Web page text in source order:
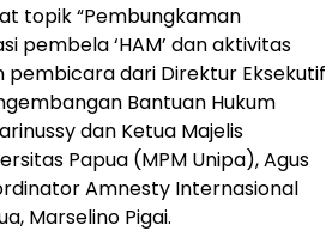
topik “Pembungkaman
pembela ‘HAM’ dan aktivitas
pembicara dari Direktur Eksekutif
Bantuan Hukum
dan Ketua Majelis
Papua (MPM Unipa), Agus
Amnesty Internasional
Marselino Pigai.